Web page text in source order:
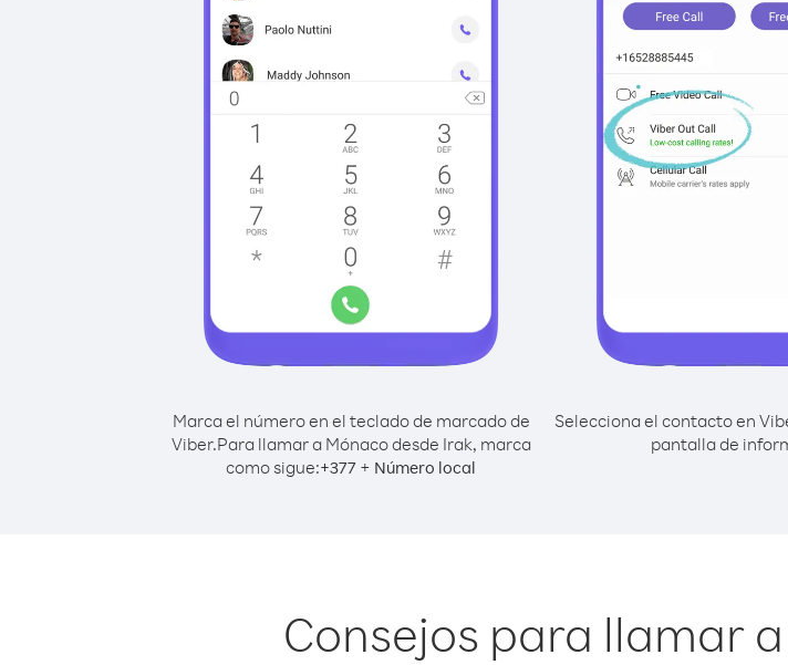
Marca el número en el teclado de marcado de
Viber.Para llamar a Mónaco desde Irak, marca
como sigue:+377 + Número local
Selecciona el contacto en
pantalla de
Consejos para llamar